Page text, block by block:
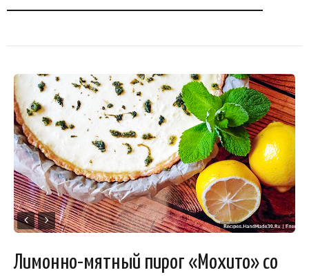
Лимонно-мятный пирог «Мохито» со